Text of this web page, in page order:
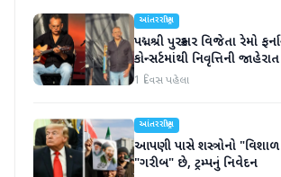
આંતરરાષ્ટ્રીય
પદ્મશ્રી પુરસ્કાર વિજેતા રેમો
કોન્સર્ટમાંથી નિવૃત્તિની
1 દિવસ પહેલા
આંતરરાષ્ટ્રીય
આપણી પાસે શસ્ત્રોનો
"ગરીબ" છે, ટ્રમ્પનું નિવેદન